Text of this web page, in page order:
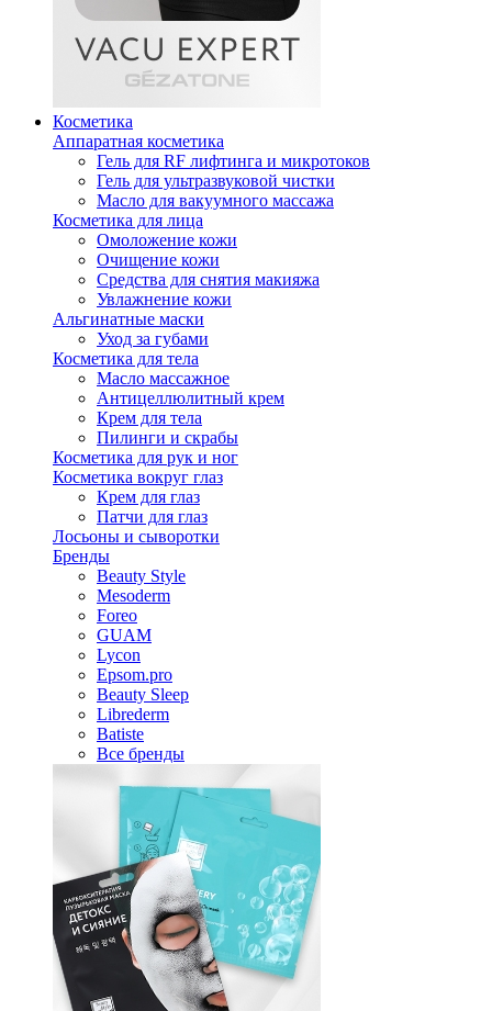
Косметика
Аппаратная косметика
Гель для RF лифтинга и микротоков
Гель для ультразвуковой чистки
Масло для вакуумного массажа
Косметика для лица
Омоложение кожи
Очищение кожи
Средства для снятия макияжа
Увлажнение кожи
Альгинатные маски
Уход за губами
Косметика для тела
Масло массажное
Антицеллюлитный крем
Крем для тела
Пилинги и скрабы
Косметика для рук и ног
Косметика вокруг глаз
Крем для глаз
Патчи для глаз
Лосьоны и сыворотки
Бренды
Beauty Style
Mesoderm
Foreo
GUAM
Lycon
Epsom.pro
Beauty Sleep
Librederm
Batiste
Все бренды